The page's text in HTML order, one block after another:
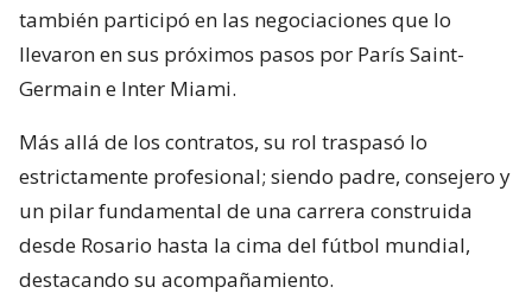
también participó en las negociaciones que lo
llevaron en sus próximos pasos por París Saint-
Germain e Inter Miami.
Más allá de los contratos, su rol traspasó lo
estrictamente profesional; siendo padre, consejero y
un pilar fundamental de una carrera construida
desde Rosario hasta la cima del fútbol mundial,
destacando su acompañamiento.